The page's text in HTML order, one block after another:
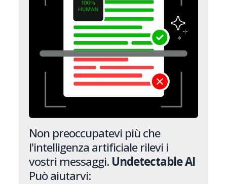
Non preoccupatevi più che
l'intelligenza artificiale rilevi i
vostri messaggi. Undetectable AI
Può aiutarvi: